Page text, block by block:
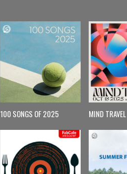
100 SONGS OF 2025 MIND TRAVEL